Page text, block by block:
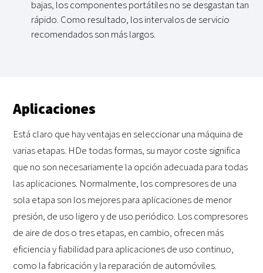
bajas, los componentes portátiles no se desgastan tan
rápido. Como resultado, los intervalos de servicio
recomendados son más largos.
Aplicaciones
Está claro que hay ventajas en seleccionar una máquina de
varias etapas. HDe todas formas, su mayor coste significa
que no son necesariamente la opción adecuada para todas
las aplicaciones. Normalmente, los compresores de una
sola etapa son los mejores para aplicacionesde menor
presión, de uso ligeroyde uso periódico. Los compresores
de aire de dos o tres etapas, en cambio, ofrecen más
eficienciay fiabilidad para aplicaciones de uso continuo,
como la fabricación y la reparación de automóviles.